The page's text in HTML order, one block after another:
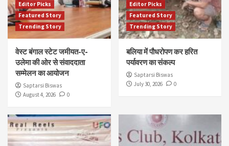
Editor Picks
Featured Story
Trending Story
वेस्ट बंगाल स्टेट जमीयत-ए-
उलेमा की ओर से संवाददाता
सम्मेलन का आयोजन
Saptarsi Biswas
August 4, 2026
0
Editor Picks
Featured Story
Trending Story
बलिया में पौधरोपण कर हरित
पर्यावरण का संकल्प
Saptarsi Biswas
July 30, 2026
0